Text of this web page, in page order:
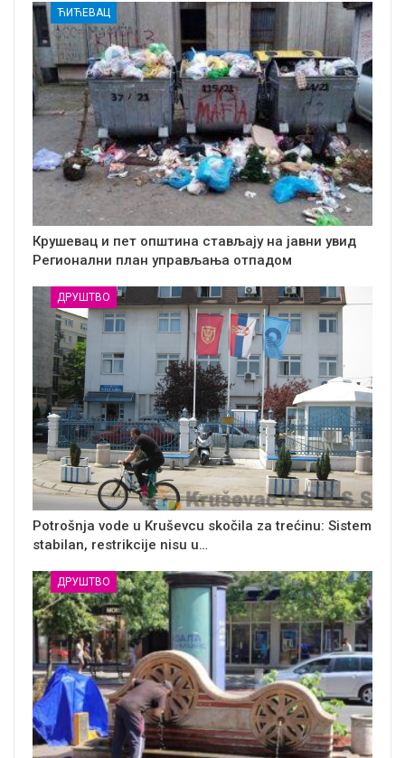
ЋИЋЕВАЦ
Крушевац и пет општина стављају на јавни увид
Регионални план управљања отпадом
ДРУШТВО
Potrošnja vode u Kruševcu skočila za trećinu: Sistem
stabilan, restrikcije nisu u…
ДРУШТВО